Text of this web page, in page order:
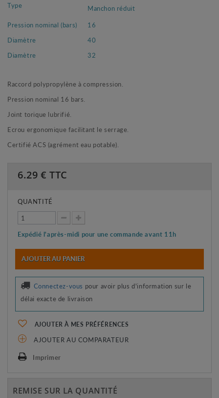
Type
Manchon réduit
Pression nominal (bars)
16
Diamètre
40
Diamètre
32
Raccord polypropylène à compression.
Pression nominal 16 bars.
Joint torique lubrifié.
Ecrou ergonomique facilitant le serrage.
Certifié ACS (agrément eau potable).
6.29 € TTC
QUANTITÉ
Expédié l'après-midi pour une commande avant 11h
AJOUTER AU PANIER
Connectez-vous pour avoir plus d'information sur le
délai exacte de livraison
AJOUTER À MES PRÉFÉRENCES
AJOUTER AU COMPARATEUR
Imprimer
REMISE SUR LA QUANTITÉ